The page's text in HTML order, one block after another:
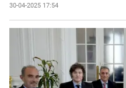
30-04-2025 17:54